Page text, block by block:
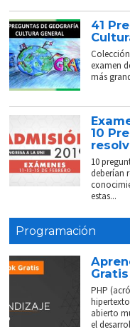
41
examen
más
10
10
deberían
estas...
Programación
Gratis
PHP
abierto
el